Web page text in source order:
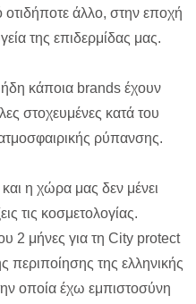
άλλο, στην εποχή
της επιδερμίδας μας.
ήδη κάποια brands έχουν
στοχευμένες κατά του
ρύπανσης.
και η χώρα μας δεν μένει
τις κοσμετολογίας.
2 μήνες για τη City protect
περιποίησης της ελληνικής
οποία έχω εμπιστοσύνη